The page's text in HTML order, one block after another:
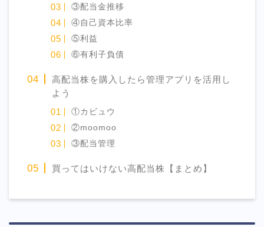
③配当金推移
④自己資本比率
⑤利益
⑥有利子負債
高配当株を購入したら管理アプリを活用し
よう
①カビュウ
②moomoo
③配当管理
買ってはいけない高配当株【まとめ】